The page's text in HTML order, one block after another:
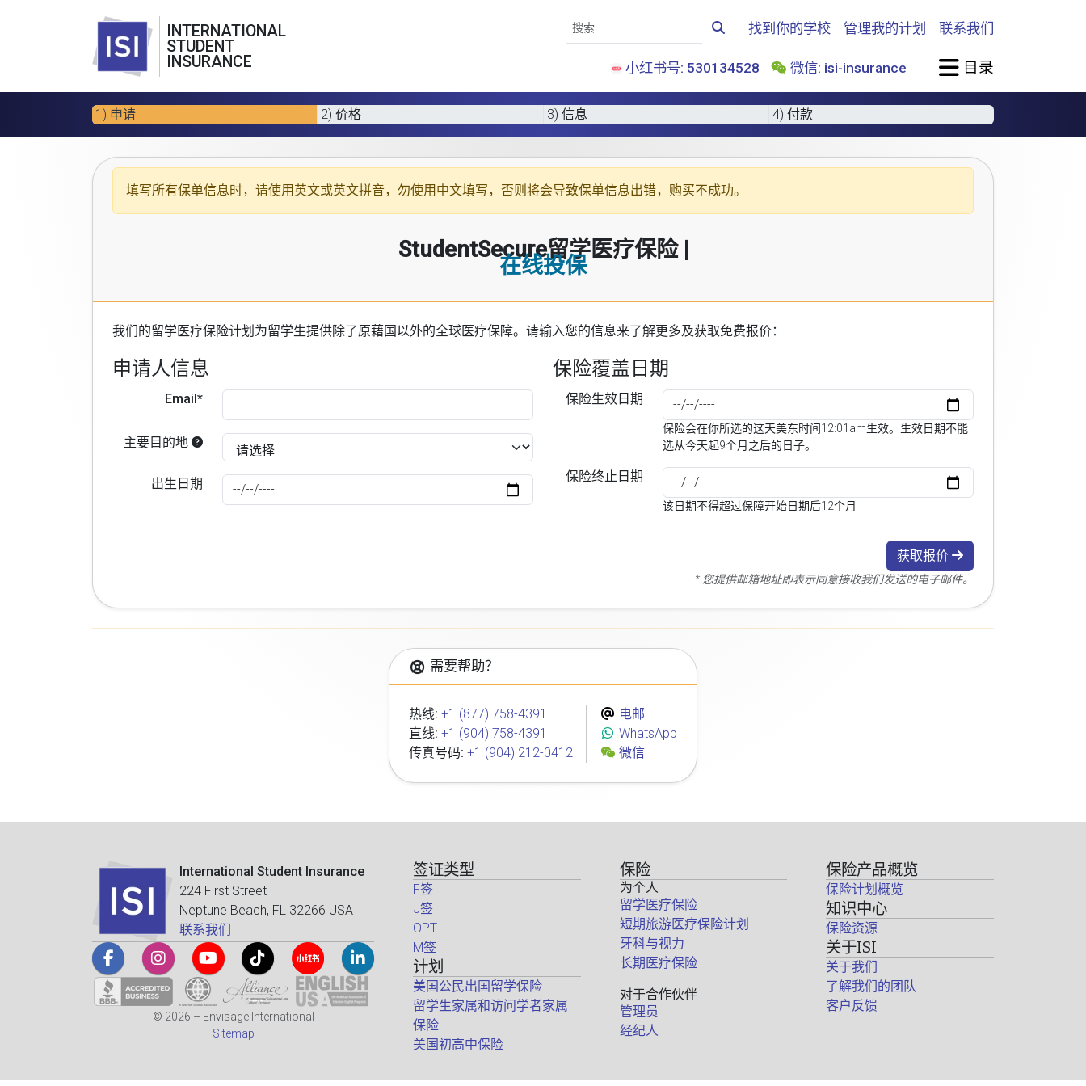
INTERNATIONAL
STUDENT
INSURANCE
找到你的学校 管理我的计划 联系我们
小红书号: 530134528 微信: isi-insurance 目录
1) 申请 2) 价格 3) 信息 4) 付款
填写所有保单信息时，请使用 英文或英文拼音，勿使用中文填写，否则将会导致保单信息出错，购买不成功。
StudentSecure留学医疗保险 |
在线投保
我们的留学医疗保险计划 为留学生提供除了原藉国以外的全球医疗保障。请输入您的信息来了解更多及获取免费报价：
申请人信息
Email*
主要目的地
出生日期
保险覆盖日期
保险生效日期
保险会在你所选的这天美东时间12:01am生效。生效日期不能
选从今天起9个月之后的日子。
保险终止日期
该日期不得超过保障开始日期后12个月
获取报价
* 您提供邮箱地址即表示同意接收我们发送的电子邮件。
需要帮助？
热线: +1 (877) 758-4391
直线: +1 (904) 758-4391
传真号码: +1 (904) 212-0412
电邮
WhatsApp
微信
International Student Insurance
224 First Street
Neptune Beach, FL 32266 USA
联系我们
© 2026 – Envisage International
Sitemap
签证类型
F签
J签
OPT
M签
计划
美国公民出国留学保险
留学生家属和访问学者家属
保险
美国初高中保险
保险
为个人
留学医疗保险
短期旅游医疗保险计划
牙科与视力
长期医疗保险
对于合作伙伴
管理员
经纪人
保险产品概览
保险计划概览
知识中心
保险资源
关于ISI
关于我们
了解我们的团队
客户反馈